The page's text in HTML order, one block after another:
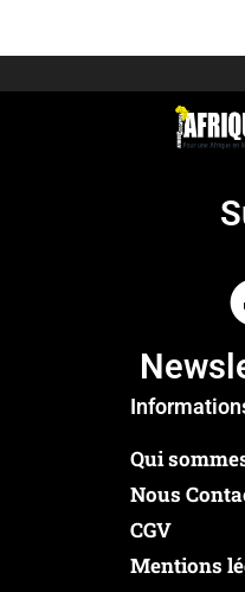
Qui
Nous
CGV
Mentions